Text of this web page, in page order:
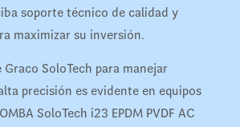
soporte técnico de calidad y
maximizar su inversión.
Graco SoloTech para manejar
precisión es evidente en equipos
SoloTech i23 EPDM PVDF AC